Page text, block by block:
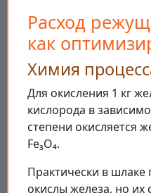
Расход
как
Химия
Для окисления 1 кг
кислорода в
степени окисляется
Fe₃O₄.
Практически в шлаке
окислы железа, но их